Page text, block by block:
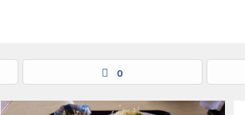
0